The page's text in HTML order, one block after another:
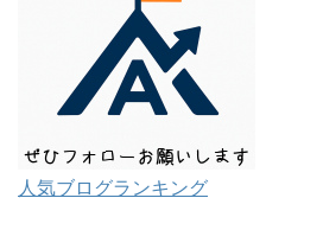
人気ブログランキング